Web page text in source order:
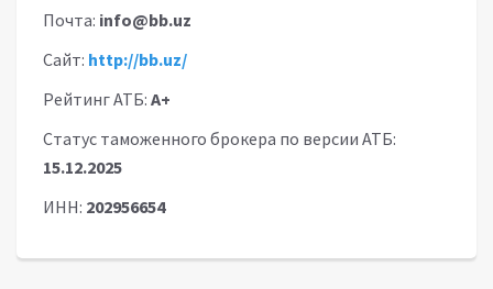
Почта: info@bb.uz
Сайт: http://bb.uz/
Рейтинг АТБ: A+
Статус таможенного брокера по версии АТБ:
15.12.2025
ИНН: 202956654